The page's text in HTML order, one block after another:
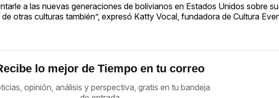
a las nuevas generaciones de bolivianos en Estados Unidos sobre
otras culturas también”, expresó Katty Vocal, fundadora de Cultura
lo mejor de Tiempo en tu correo
opinión, análisis y perspectiva, gratis en tu bandeja